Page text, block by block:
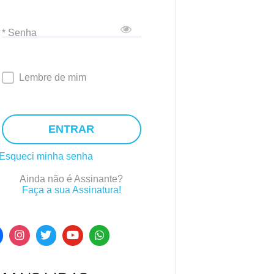
* Senha
Lembre de mim
ENTRAR
Esqueci minha senha
Ainda não é Assinante?
Faça a sua Assinatura!